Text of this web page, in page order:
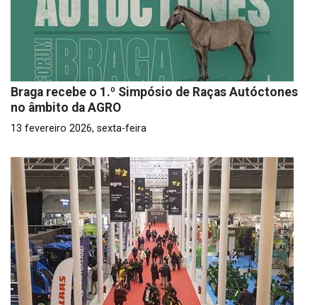
Braga recebe o 1.º Simpósio de Raças Autóctones
no âmbito da AGRO
13 fevereiro 2026, sexta-feira